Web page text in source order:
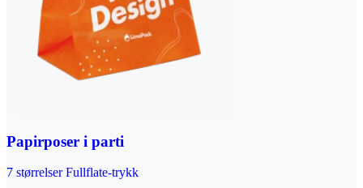
Papirposer i parti
7 størrelser Fullflate-trykk